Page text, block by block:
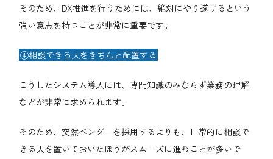
そのため、DX推進を行うためには、絶対にやり遂げるという
強い意志を持つことが非常に重要です。
④相談できる人をきちんと配置する
こうしたシステム導入には、専門知識のみならず業務の理解
などが非常に求められます。
そのため、突然ベンダーを採用するよりも、日常的に相談で
きる人を置いておいたほうがスムーズに進むことが多いで